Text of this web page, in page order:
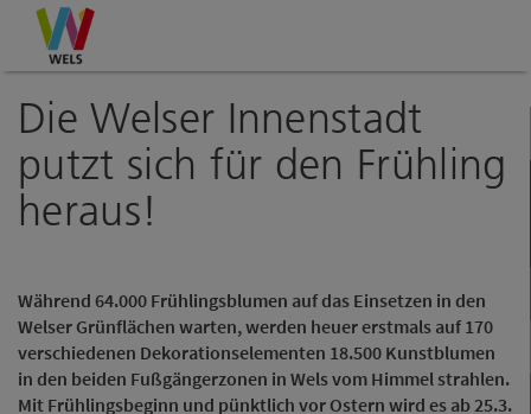
Zum Inhalt
Zur Navigation
Zum Seitenanfang
Die Welser Innenstadt
putzt sich für den Frühling
heraus!
Während 64.000 Frühlingsblumen auf das Einsetzen in den
Welser Grünflächen warten, werden heuer erstmals auf 170
verschiedenen Dekorationselementen 18.500 Kunstblumen
in den beiden Fußgängerzonen in Wels vom Himmel strahlen.
Mit Frühlingsbeginn und pünktlich vor Ostern wird es ab 25.3.